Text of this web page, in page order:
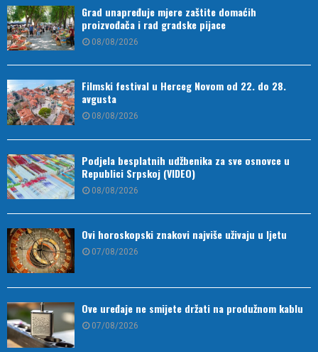
Grad unapređuje mjere zaštite domaćih
proizvođača i rad gradske pijace
08/08/2026
Filmski festival u Herceg Novom od 22. do 28.
avgusta
08/08/2026
Podjela besplatnih udžbenika za sve osnovce u
Republici Srpskoj (VIDEO)
08/08/2026
Ovi horoskopski znakovi najviše uživaju u ljetu
07/08/2026
Ove uređaje ne smijete držati na produžnom kablu
07/08/2026